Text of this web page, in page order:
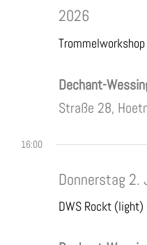
Juli
2026
2026
Dechant-
Straße 28,
16:00
DWS Rockt (light)
Donnerstag